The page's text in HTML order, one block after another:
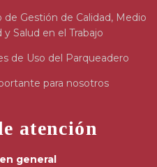
Gestión de Calidad, Medio
Salud en el Trabajo
de Uso del Parqueadero
para nosotros
atención
general